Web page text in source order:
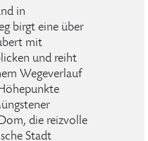
in
birgt eine über
mit
und reiht
Wegeverlauf
die reizvolle
Stadt